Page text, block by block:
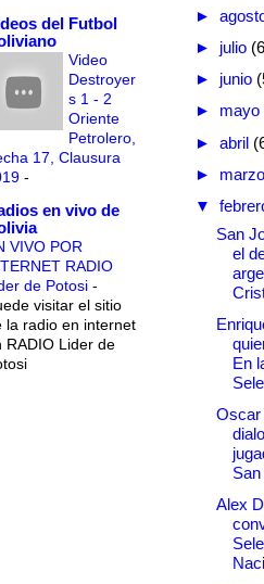
del Futbol
Video
Destroyer
s 1 - 2
Oriente
Petrolero,
17, Clausura
-
en vivo de
VIVO POR
RADIO
de Potosi -
visitar el sitio
la radio en internet
RADIO Lider de
►
► julio
► junio
► mayo
► abril
►
▼
San
el
En
Oscar
Alex